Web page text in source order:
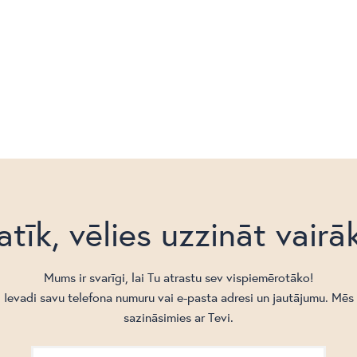
vēlies uzzināt
Mums ir svarīgi, lai Tu atrastu sev vispiemērotāko!
Ievadi savu telefona numuru vai e-pasta adresi un jautājumu. Mēs
sazināsimies ar Tevi.